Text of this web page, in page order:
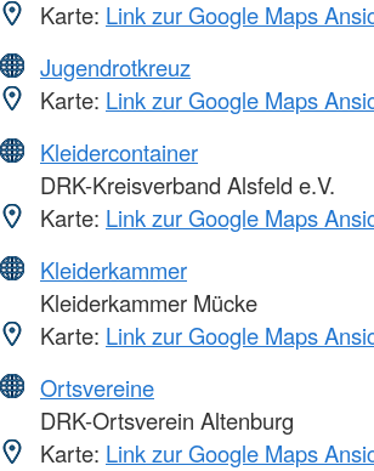
Karte: Link zur Google Maps
Jugendrotkreuz
Karte: Link zur Google Maps
Kleidercontainer
DRK-Kreisverband Alsfeld e.V.
Karte: Link zur Google Maps
Kleiderkammer
Kleiderkammer Mücke
Karte: Link zur Google Maps
Ortsvereine
DRK-Ortsverein Altenburg
Karte: Link zur Google Maps